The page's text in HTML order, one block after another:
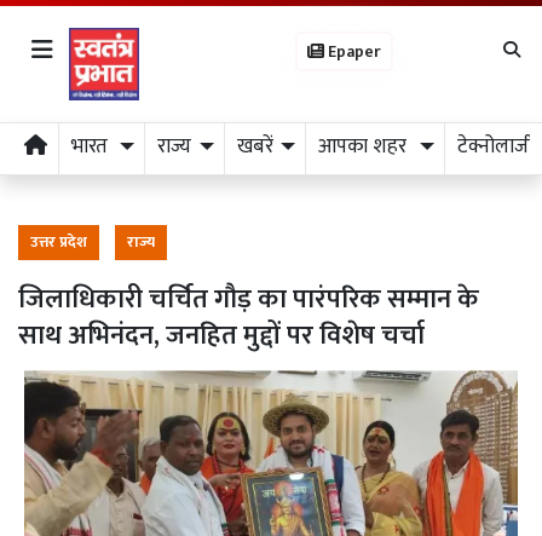
Epaper
भारत राज्य खबरें आपका शहर टेक्नोलाजी
उत्तर प्रदेश राज्य
जिलाधिकारी चर्चित गौड़ का पारंपरिक सम्मान के
साथ अभिनंदन, जनहित मुद्दों पर विशेष चर्चा